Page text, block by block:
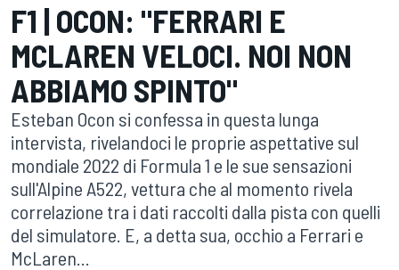
F1 | OCON: "FERRARI E
MCLAREN VELOCI. NOI NON
ABBIAMO SPINTO"
Esteban Ocon si confessa in questa lunga
intervista, rivelandoci le proprie aspettative sul
mondiale 2022 di Formula 1 e le sue sensazioni
sull'Alpine A522, vettura che al momento rivela
correlazione tra i dati raccolti dalla pista con quelli
del simulatore. E, a detta sua, occhio a Ferrari e
McLaren...